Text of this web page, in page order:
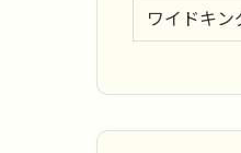
ワイドキン